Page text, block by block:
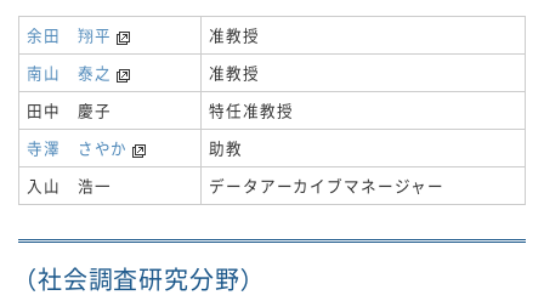
余田 翔平
准教授
南山 泰之
准教授
田中 慶子
特任准教授
寺澤 さやか
助教
入山 浩一
データアーカイブマネージャー
（社会調査研究分野）